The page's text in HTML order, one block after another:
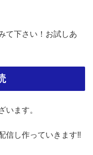
て下さい！お試しあ
います。
信し作っていきます‼︎